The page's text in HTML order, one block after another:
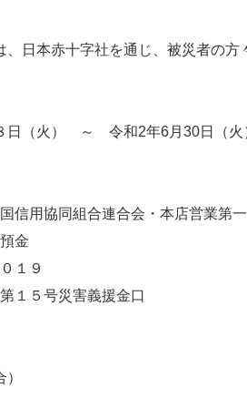
日本赤十字社を通じ、被災者の方
日（火） ～ 令和2年6月30日（火
信用協同組合連合会・本店営業第
金
１９
１５号災害義援金口